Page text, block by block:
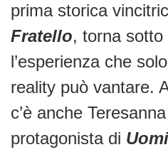
prima storica
Fratello, torna
l’esperienza che
reality può vantare.
c’è anche
protagonista di